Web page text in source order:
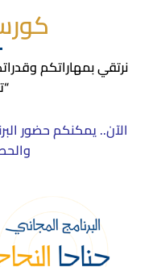
نرتقي بمهاراتكم
الآن.. يمكنكم حضور